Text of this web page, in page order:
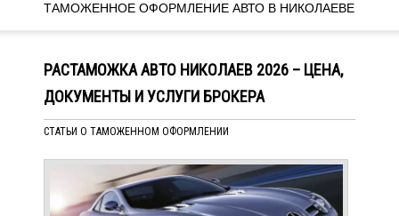
ТАМОЖЕННОЕ ОФОРМЛЕНИЕ АВТО В НИКОЛАЕВЕ
РАСТАМОЖКА АВТО НИКОЛАЕВ 2026 – ЦЕНА,
ДОКУМЕНТЫ И УСЛУГИ БРОКЕРА
СТАТЬИ О ТАМОЖЕННОМ ОФОРМЛЕНИИ